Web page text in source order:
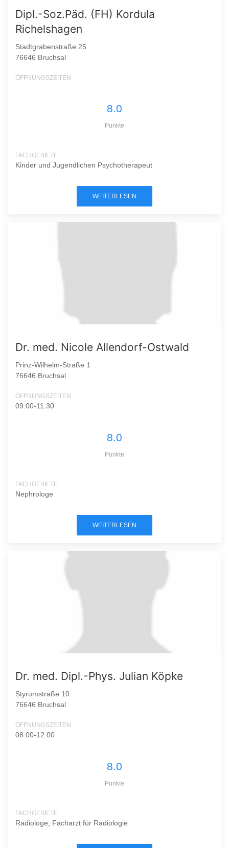
Dipl.-Soz.Päd. (FH) Kordula
Richelshagen
Stadtgrabenstraße 25
76646 Bruchsal
ÖFFNUNGSZEITEN
8.0
Punkte
FACHGEBIETE
Kinder und Jugendlichen Psychotherapeut
WEITERLESEN
Dr. med. Nicole Allendorf-Ostwald
Prinz-Wilhelm-Straße 1
76646 Bruchsal
ÖFFNUNGSZEITEN
09:00-11:30
8.0
Punkte
FACHGEBIETE
Nephrologe
WEITERLESEN
Dr. med. Dipl.-Phys. Julian Köpke
Styrumstraße 10
76646 Bruchsal
ÖFFNUNGSZEITEN
08:00-12:00
8.0
Punkte
FACHGEBIETE
Radiologe, Facharzt für Radiologie